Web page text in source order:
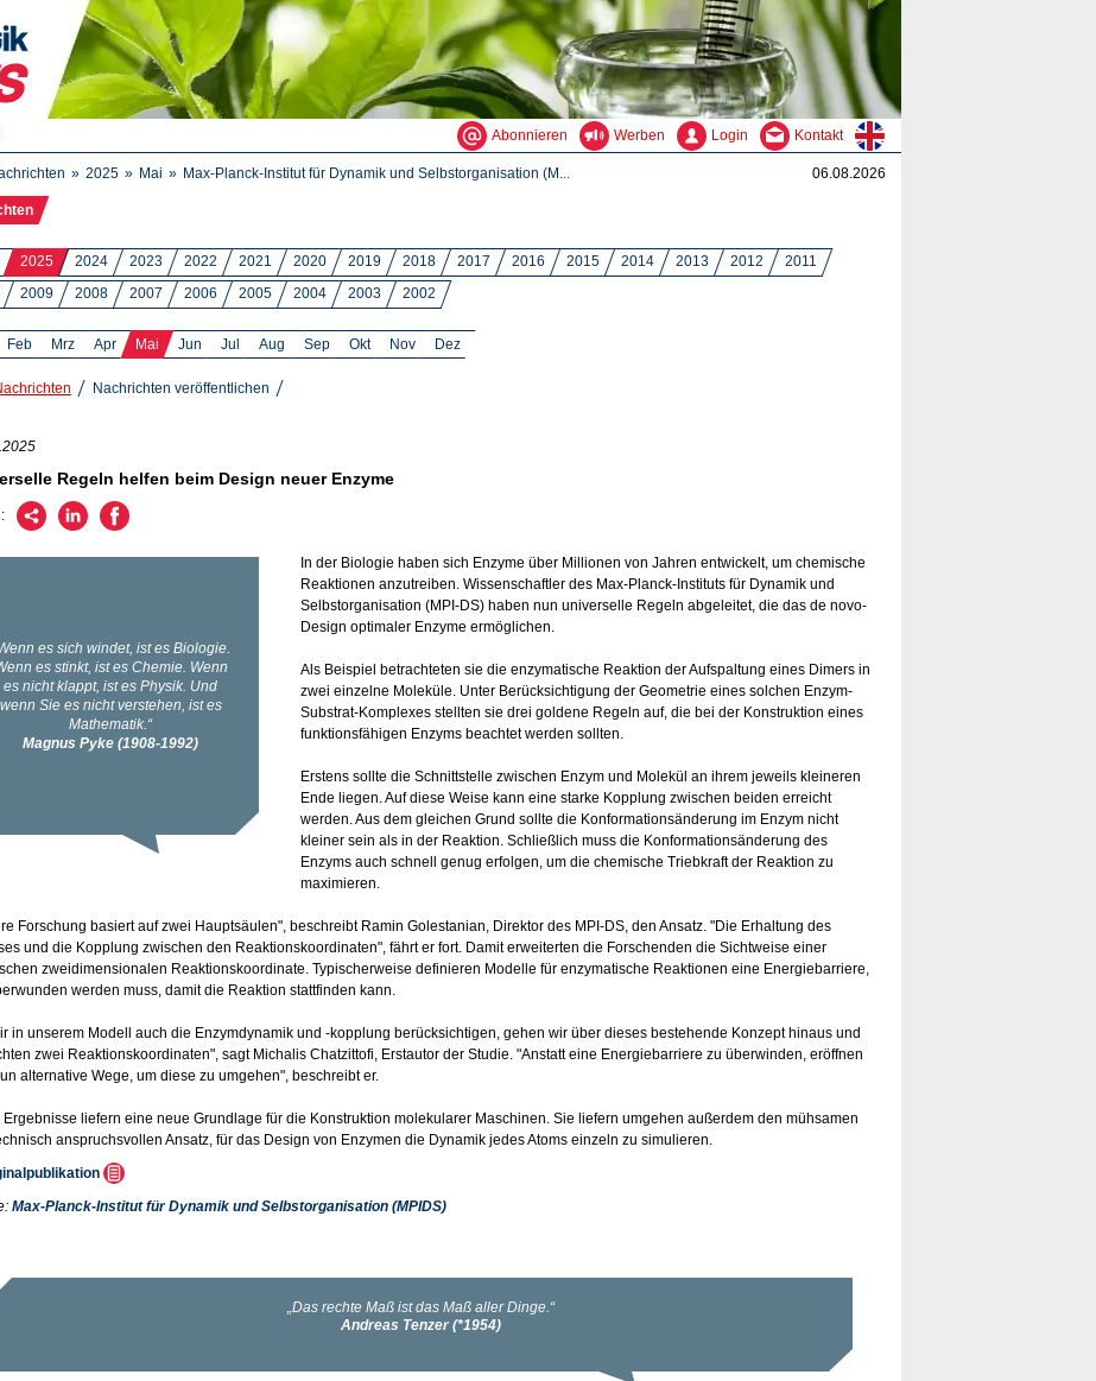
Abonnieren Werben Login Kontakt
2025 Mai Max-Planck-Institut für Dynamik und Selbstorganisation (M... 06.08.2026
2025 2024 2023 2022 2021 2020 2019 2018 2017 2016 2015 2014 2013 2012
2011
2009 2008 2007 2006 2005 2004 2003 2002
Feb Mrz Apr Mai Jun Jul Aug Sep Okt Nov Dez
Nachrichten veröffentlichen
Regeln helfen beim Design neuer Enzyme
In der Biologie haben sich Enzyme über Millionen von Jahren entwickelt, um chemische
Reaktionen anzutreiben. Wissenschaftler des Max-Planck-Instituts für Dynamik und
Selbstorganisation (MPI-DS) haben nun universelle Regeln abgeleitet, die das de novo-
Design optimaler Enzyme ermöglichen.
Als Beispiel betrachteten sie die enzymatische Reaktion der Aufspaltung eines Dimers in
zwei einzelne Moleküle. Unter Berücksichtigung der Geometrie eines solchen Enzym-
Substrat-Komplexes stellten sie drei goldene Regeln auf, die bei der Konstruktion eines
funktionsfähigen Enzyms beachtet werden sollten.
Erstens sollte die Schnittstelle zwischen Enzym und Molekül an ihrem jeweils kleineren
Ende liegen. Auf diese Weise kann eine starke Kopplung zwischen beiden erreicht
werden. Aus dem gleichen Grund sollte die Konformationsänderung im Enzym nicht
kleiner sein als in der Reaktion. Schließlich muss die Konformationsänderung des
Enzyms auch schnell genug erfolgen, um die chemische Triebkraft der Reaktion zu
maximieren.
Forschung basiert auf zwei Hauptsäulen", beschreibt Ramin Golestanian, Direktor des MPI-DS, den Ansatz. "Die Erhaltung des
und die Kopplung zwischen den Reaktionskoordinaten", fährt er fort. Damit erweiterten die Forschenden die Sichtweise einer
zweidimensionalen Reaktionskoordinate. Typischerweise definieren Modelle für enzymatische Reaktionen eine Energiebarriere,
werden muss, damit die Reaktion stattfinden kann.
in unserem Modell auch die Enzymdynamik und -kopplung berücksichtigen, gehen wir über dieses bestehende Konzept hinaus und
zwei Reaktionskoordinaten", sagt Michalis Chatzittofi, Erstautor der Studie. "Anstatt eine Energiebarriere zu überwinden, eröffnen
alternative Wege, um diese zu umgehen", beschreibt er.
Ergebnisse liefern eine neue Grundlage für die Konstruktion molekularer Maschinen. Sie liefern umgehen außerdem den mühsamen
anspruchsvollen Ansatz, für das Design von Enzymen die Dynamik jedes Atoms einzeln zu simulieren.
Max-Planck-Institut für Dynamik und Selbstorganisation (MPIDS)